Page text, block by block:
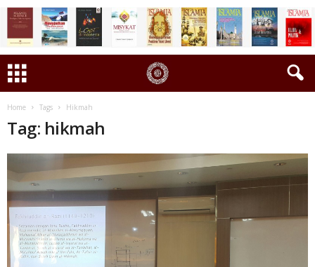
Home Tags Hikmah
Tag: hikmah